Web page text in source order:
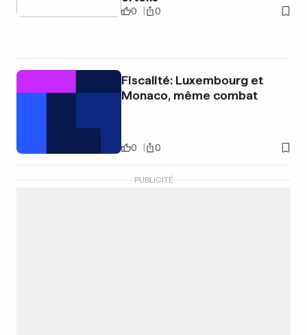
0 0
Fiscalité: Luxembourg et
Monaco, même combat
0 0
PUBLICITÉ